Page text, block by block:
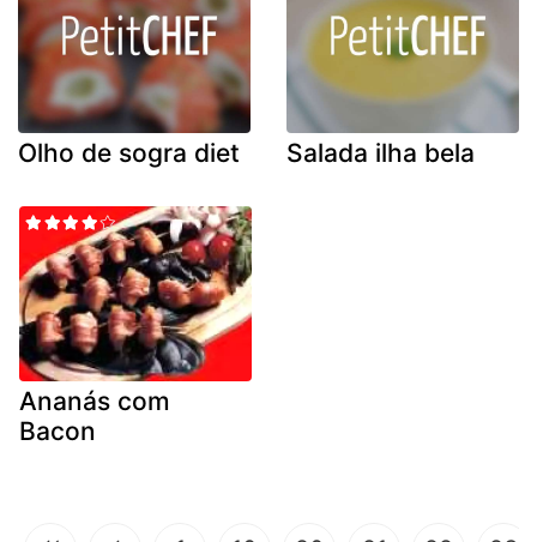
Olho de sogra diet Salada ilha bela
Ananás com
Bacon